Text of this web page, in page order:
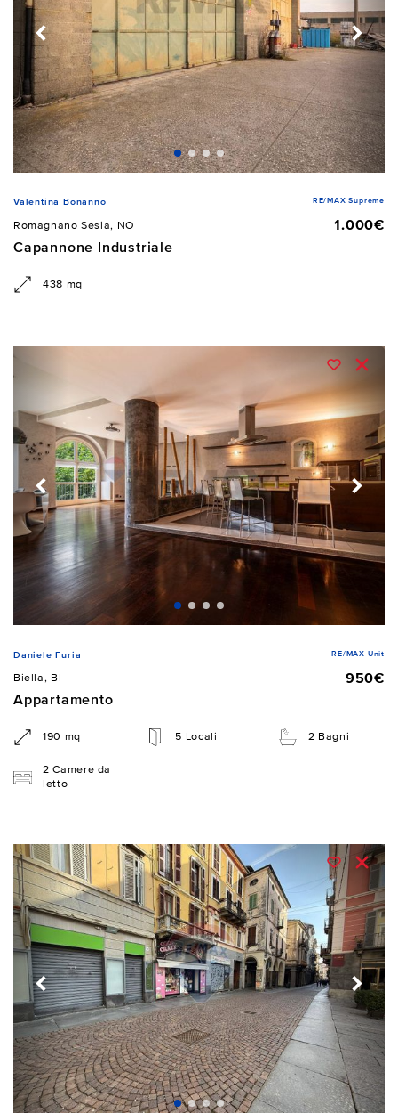
Valentina Bonanno RE/MAX Supreme
Romagnano Sesia, NO
1.000€
Capannone Industriale
438 mq
Daniele Furia RE/MAX Unit
Biella, BI
950€
Appartamento
190 mq 5 Locali 2 Bagni
2 Camere da
letto